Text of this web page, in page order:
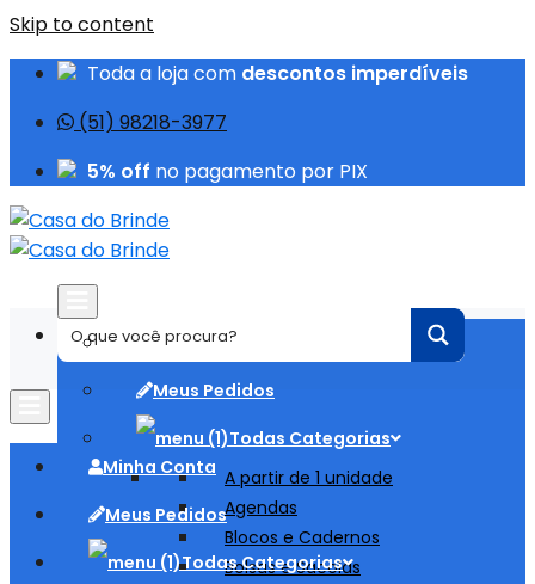
Skip to content
Toda a loja com descontos imperdíveis
(51) 98218-3977
5% off no pagamento por PIX
Minha Conta
Meus Pedidos
Todas Categorias
A partir de 1 unidade
Agendas
Blocos e Cadernos
Bolsas e Sacolas
Minha Conta
Meus Pedidos
Todas Categorias